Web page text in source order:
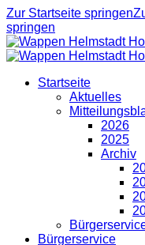
Zur Startseite springen
springen
Startseite
Aktuelles
2026
2025
Archiv
Bürgerservice